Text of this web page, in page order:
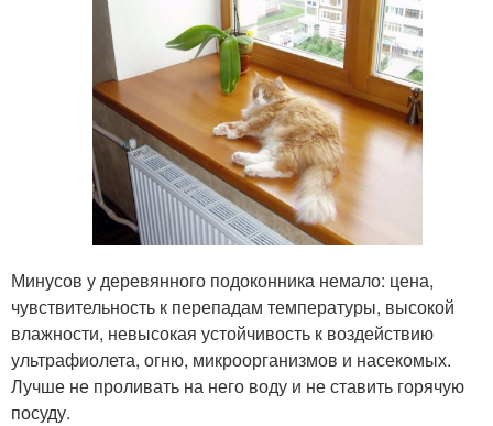
Минусов у деревянного подоконника немало: цена,
чувствительность к перепадам температуры, высокой
влажности, невысокая устойчивость к воздействию
ультрафиолета, огню, микроорганизмов и насекомых.
Лучше не проливать на него воду и не ставить горячую
посуду.